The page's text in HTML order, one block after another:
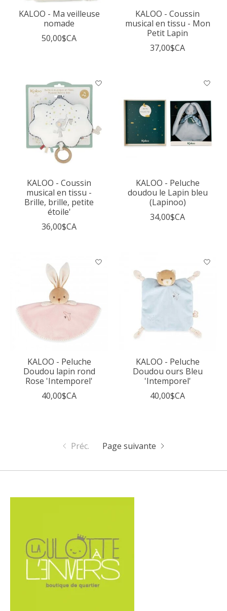
KALOO - Ma veilleuse
nomade
50,00$CA
KALOO - Coussin
musical en tissu - Mon
Petit Lapin
37,00$CA
KALOO - Coussin
musical en tissu -
Brille, brille, petite
étoile'
36,00$CA
KALOO - Peluche
doudou le Lapin bleu
(Lapinoo)
34,00$CA
KALOO - Peluche
Doudou lapin rond
Rose 'Intemporel'
40,00$CA
KALOO - Peluche
Doudou ours Bleu
'Intemporel'
40,00$CA
Préc. Page suivante